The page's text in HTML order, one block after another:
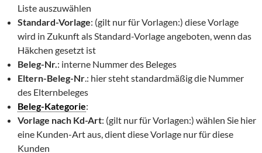
Liste auszuwählen
Standard-Vorlage: (gilt nur für Vorlagen:) diese Vorlage
wird in Zukunft als Standard-Vorlage angeboten, wenn das
Häkchen gesetzt ist
Beleg-Nr.: interne Nummer des Beleges
Eltern-Beleg-Nr.: hier steht standardmäßig die Nummer
des Elternbeleges
Beleg-Kategorie:
Vorlage nach Kd-Art: (gilt nur für Vorlagen:) wählen Sie hier
eine Kunden-Art aus, dient diese Vorlage nur für diese
Kunden